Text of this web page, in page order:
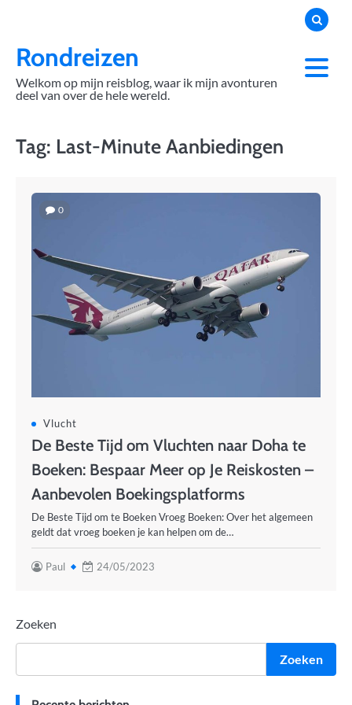
contentRondreizen
Welkom op mijn reisblog, waar ik mijn avonturen
deel van over de hele wereld.
Tag: Last-Minute Aanbiedingen
0
Vlucht
De Beste Tijd om Vluchten naar Doha te
Boeken: Bespaar Meer op Je Reiskosten –
Aanbevolen Boekingsplatforms
De Beste Tijd om te Boeken Vroeg Boeken: Over het algemeen
geldt dat vroeg boeken je kan helpen om de…
Paul 24/05/2023
Zoeken
Zoeken